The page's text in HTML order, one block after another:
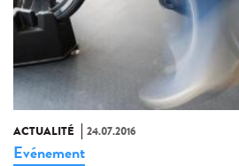
ACTUALITÉ 24.07.2016
Evénement